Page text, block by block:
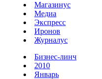
Магазинус
Медиа
Экспресс
Иронов
Журналус
Бизнес-линч
2010
Январь